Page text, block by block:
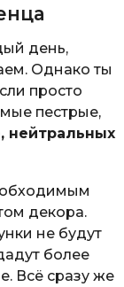
день,
Однако ты
просто
пестрые,
нейтральных
декора.
не будут
более
Всё сразу же